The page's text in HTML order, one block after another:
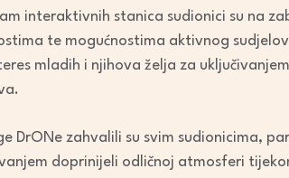
interaktivnih stanica sudionici su na
te mogućnostima aktivnog
mladih i njihova želja za
DrONe zahvalili su svim sudionicima,
doprinijeli odličnoj atmosferi